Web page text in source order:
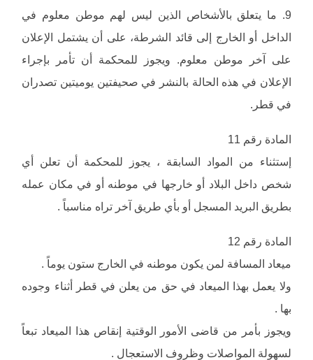
9. ما يتعلق بالأشخاص الذين ليس لهم موطن معلوم في
الداخل أو الخارج إلى قائد الشرطة، على أن يشتمل الإعلان
على آخر موطن معلوم. ويجوز للمحكمة أن تأمر بإجراء
الإعلان في هذه الحالة بالنشر في صحيفتين يوميتين تصدران
في قطر.
المادة رقم 11
إستثناء من المواد السابقة ، يجوز للمحكمة أن تعلن أي
شخص داخل البلاد أو خارجها في موطنه أو في مكان عمله
بطريق البريد المسجل أو بأي طريق آخر تراه مناسباً .
المادة رقم 12
ميعاد المسافة لمن يكون موطنه في الخارج ستون يوماً .
ولا يعمل بهذا الميعاد في حق من يعلن في قطر أثناء وجوده
بها .
ويجوز بأمر من قاضى الأمور الوقتية إنقاص هذا الميعاد تبعاً
لسهولة المواصلات وظروف الاستعجال .